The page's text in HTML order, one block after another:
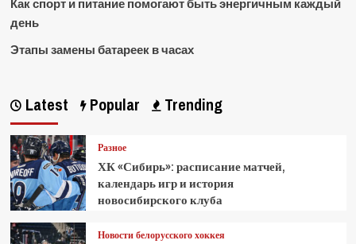
Как спорт и питание помогают быть энергичным каждый
день
Этапы замены батареек в часах
Latest Popular Trending
Разное
ХК «Сибирь»: расписание матчей,
календарь игр и история
новосибирского клуба
Новости белорусского хоккея